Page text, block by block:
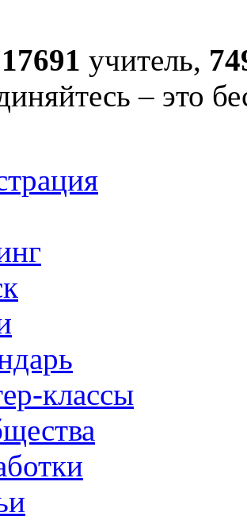
17691 учитель,
– это
классы